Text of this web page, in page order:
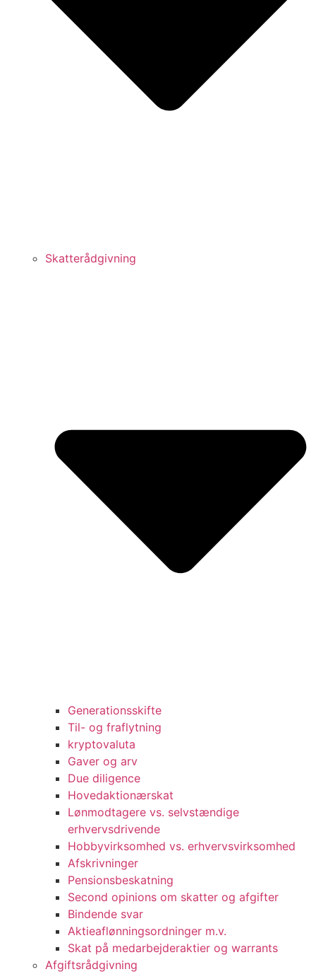
Skatterådgivning
Generationsskifte
Til- og fraflytning
kryptovaluta
Gaver og arv
Due diligence
Hovedaktionærskat
Lønmodtagere vs. selvstændige
erhvervsdrivende
Hobbyvirksomhed vs. erhvervsvirksomhed
Afskrivninger
Pensionsbeskatning
Second opinions om skatter og afgifter
Bindende svar
Aktieaflønningsordninger m.v.
Skat på medarbejderaktier og warrants
Afgiftsrådgivning